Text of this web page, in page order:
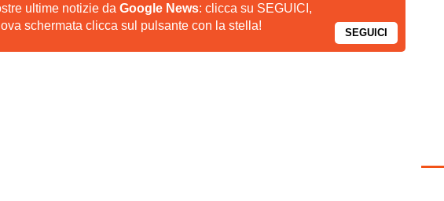
ultime notizie da Google News: clicca su SEGUICI,
schermata clicca sul pulsante con la stella!
SEGUICI